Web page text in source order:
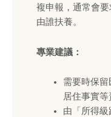
複申報，通常會
由誰扶養。
專業建議：
需要時保
居住事實等
由「所得級